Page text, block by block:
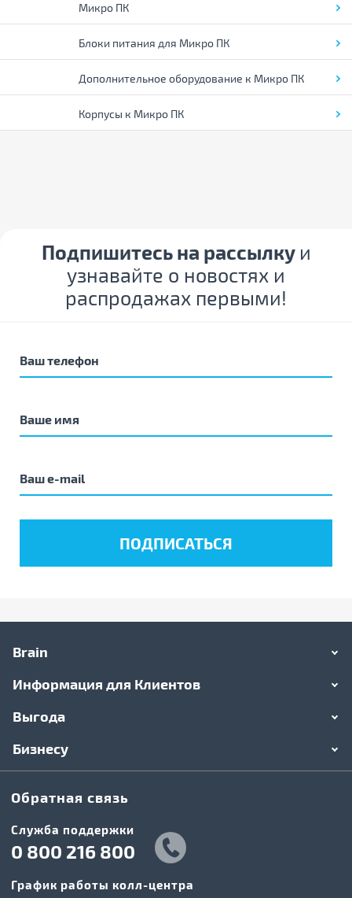
Микро ПК
Блоки питания для Микро ПК
Дополнительное оборудование к Микро ПК
Корпусы к Микро ПК
Подпишитесь на рассылку и
узнавайте о новостях и
распродажах первыми!
Brain
Информация для Клиентов
Выгода
Бизнесу
Обратная связь
Служба поддержки
0 800 216 800
График работы колл-центра